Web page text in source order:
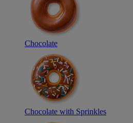
Chocolate
Chocolate with Sprinkles